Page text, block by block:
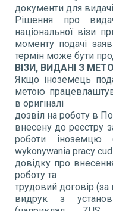
документи для видачі
Рішення про
національної візи
моменту подачі
термін може бути
ВІЗИ, ВИДАНІ З
Якщо іноземець
метою
в оригіналі
дозвіл на роботу в
внесену до реєстру
роботи іноземцю
wykonywania pracy
довідку про
роботу та
трудовий договір (за
видрук з